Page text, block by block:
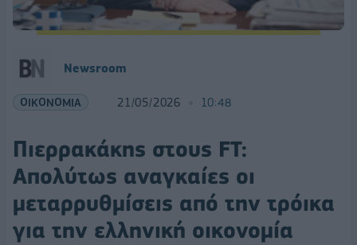
Newsroom
ΟΙΚΟΝΟΜΙΑ 21/05/2026 10:48
Πιερρακάκης στους FT:
Απολύτως αναγκαίες οι
μεταρρυθμίσεις από την τρόικα
για την ελληνική οικονομία